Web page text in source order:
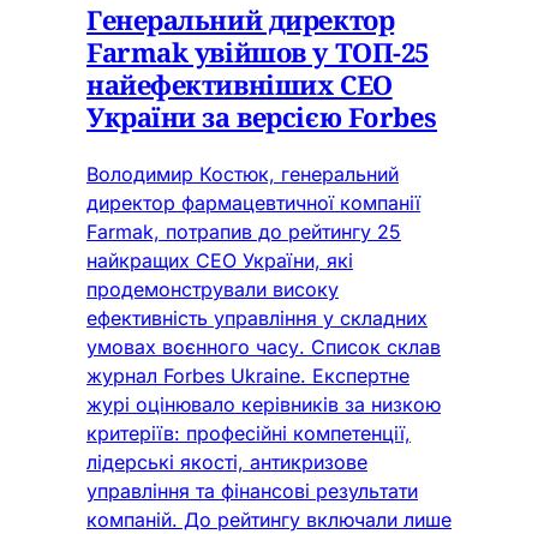
Генеральний директор
Farmak увійшов у ТОП-25
найефективніших СЕО
України за версією Forbes
Володимир Костюк, генеральний
директор фармацевтичної компанії
Farmak, потрапив до рейтингу 25
найкращих СЕО України, які
продемонстрували високу
ефективність управління у складних
умовах воєнного часу. Список склав
журнал Forbes Ukraine. Експертне
журі оцінювало керівників за низкою
критеріїв: професійні компетенції,
лідерські якості, антикризове
управління та фінансові результати
компаній. До рейтингу включали лише